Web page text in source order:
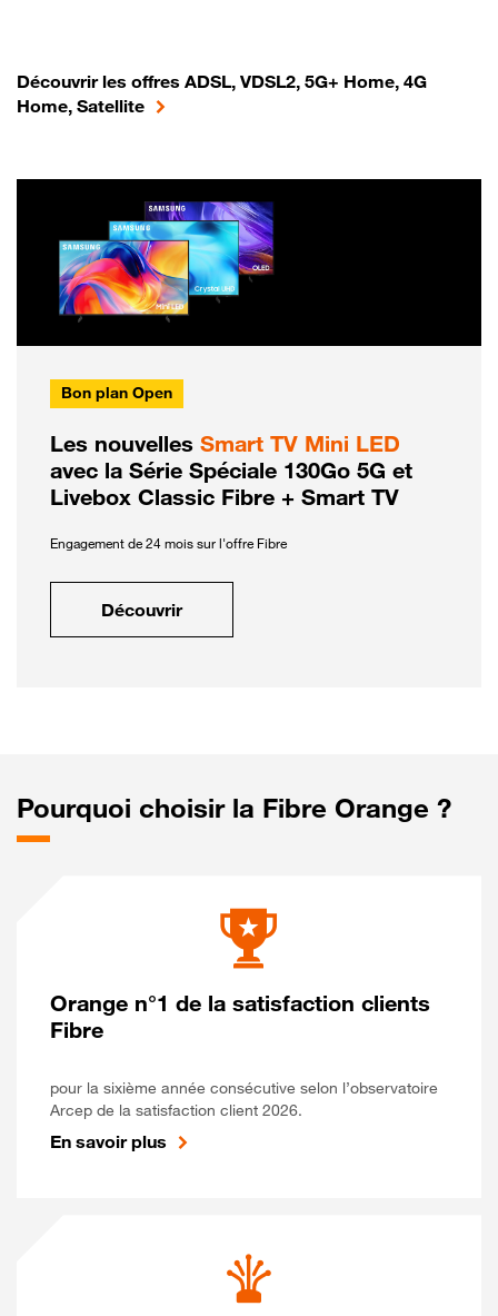
Découvrir les offres ADSL, VDSL2, 5G+ Home, 4G
Home, Satellite
Bon plan Open
Les nouvelles Smart TV Mini LED
avec la Série Spéciale 130Go 5G et
Livebox Classic Fibre + Smart TV
Engagement de 24 mois sur l'offre Fibre
Découvrir
Pourquoi choisir la Fibre Orange ?
Orange n°1 de la satisfaction clients
Fibre
pour la sixième année consécutive selon l’observatoire
Arcep de la satisfaction client 2026.
En savoir plus